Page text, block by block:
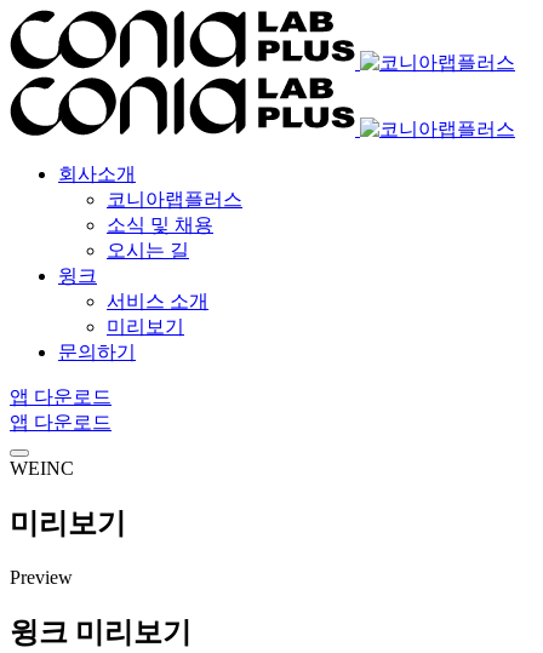
회사소개
코니아랩플러스
소식 및 채용
오시는 길
윙크
서비스 소개
미리보기
문의하기
앱 다운로드
앱 다운로드
WEINC
미리보기
Preview
윙크 미리보기